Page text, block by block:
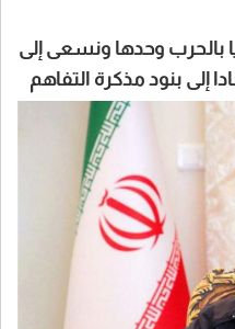
بالحرب وحدها ونسعى إلى
إلى بنود مذكرة التفاهم